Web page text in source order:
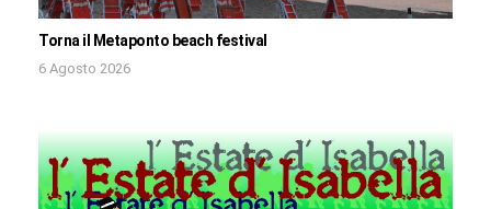
Torna il Metaponto beach festival
6 Agosto 2026